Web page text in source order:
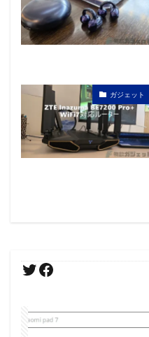
ガジェット